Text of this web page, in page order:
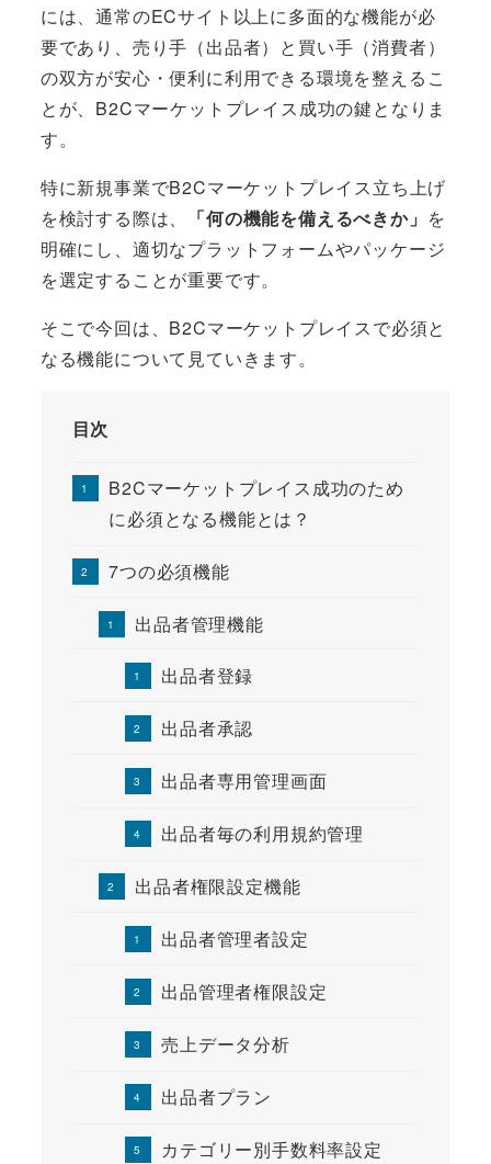
には、通常のECサイト以上に多面的な機能が必
要であり、売り手（出品者）と買い手（消費者）
の双方が安心・便利に利用できる環境を整えるこ
とが、B2Cマーケットプレイス成功の鍵となりま
す。
特に新規事業でB2Cマーケットプレイス立ち上げ
を検討する際は、
「何の機能を備えるべきか」 を
明確にし、適切なプラットフォームやパッケージ
を選定することが重要です。
そこで今回は、B2Cマーケットプレイスで必須と
なる機能について見ていきます。
目次
B2Cマーケットプレイス成功のため
に必須となる機能とは？
7つの必須機能
出品者管理機能
出品者登録
出品者承認
出品者専用管理画面
出品者毎の利用規約管理
出品者権限設定機能
出品者管理者設定
出品管理者権限設定
売上データ分析
出品者プラン
カテゴリー別手数料率設定